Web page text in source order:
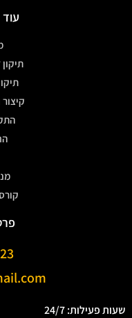
עוד
שעות פעילות: 24/7